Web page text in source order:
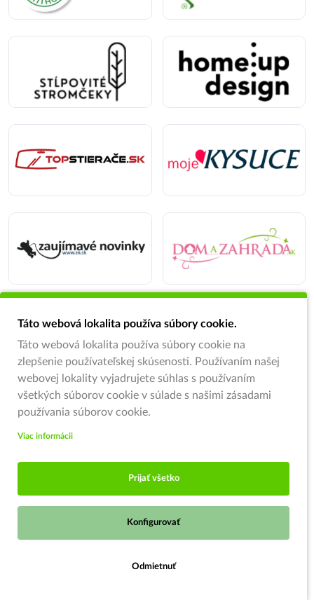
Táto webová lokalita používa súbory cookie.
Táto webová lokalita používa súbory cookie na
zlepšenie používateľskej skúsenosti. Používaním našej
webovej lokality vyjadrujete súhlas s používaním
všetkých súborov cookie v súlade s našimi zásadami
používania súborov cookie.
Viac informácii
Prijať všetko
Konfigurovať
Odmietnuť